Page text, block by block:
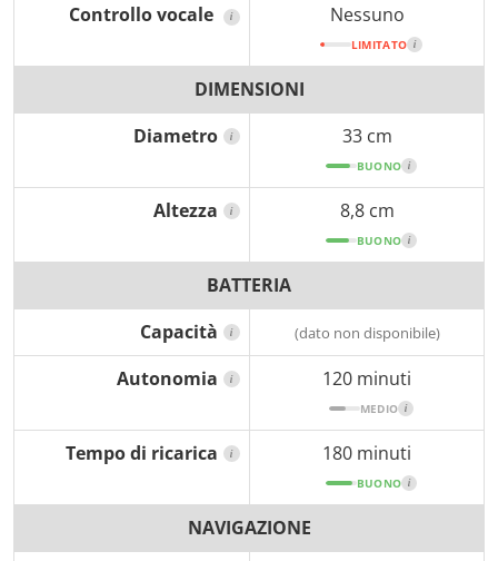
Controllo vocale
i Nessuno
LIMITATO i
DIMENSIONI
Diametro
i 33 cm
BUONO i
Altezza i 8,8 cm
BUONO i
BATTERIA
Capacità
i (dato non disponibile)
Autonomia i 120 minuti
MEDIO i
Tempo di ricarica i 180 minuti
BUONO i
NAVIGAZIONE